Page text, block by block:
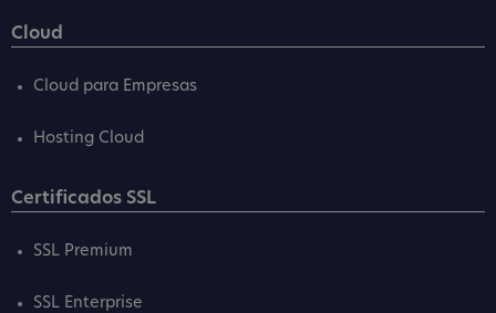
Cloud
Cloud para Empresas
Hosting Cloud
Certificados SSL
SSL Premium
SSL Enterprise